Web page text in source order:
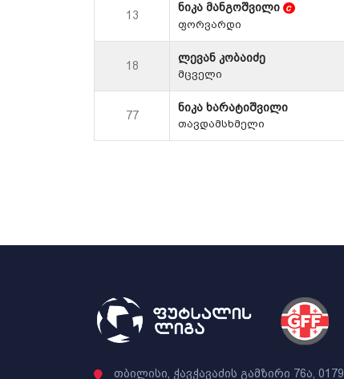
13
ნიკა მანგოშვილი c
ფორვარდი
18
ლევან კობაიძე
მცველი
77
ნიკა ხარატიშვილი
თავდამსხმელი
თბილისი, ჭავჭავაძის გამზირი 76ა, 0179